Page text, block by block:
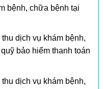
bệnh, chữa bệnh tại
dịch vụ khám bệnh,
bảo hiểm thanh toán
dịch vụ khám bệnh,